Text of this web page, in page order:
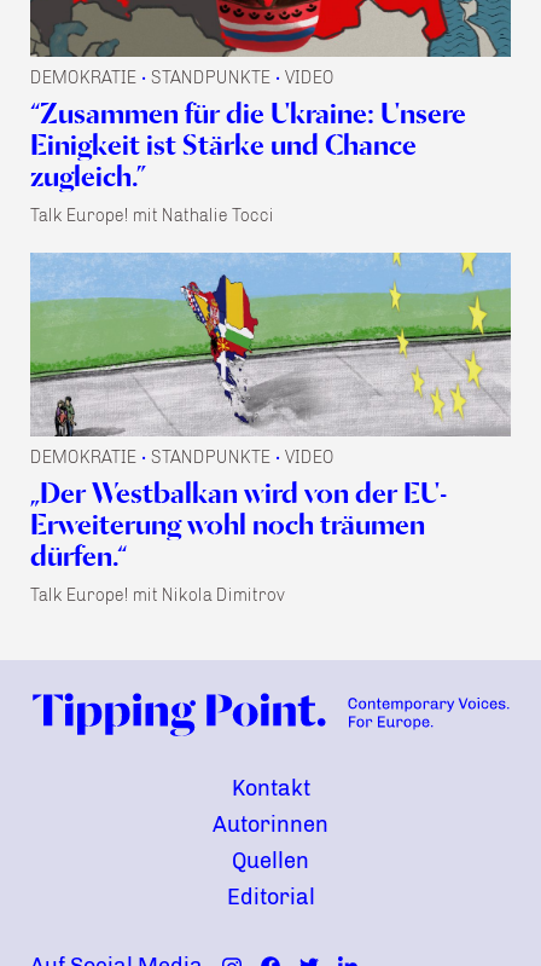
DEMOKRATIE • STANDPUNKTE • VIDEO
“Zusammen für die Ukraine: Unsere
Einigkeit ist Stärke und Chance
zugleich.”
Talk Europe! mit Nathalie Tocci
DEMOKRATIE • STANDPUNKTE • VIDEO
„Der Westbalkan wird von der EU-
Erweiterung wohl noch träumen
dürfen.“
Talk Europe! mit Nikola Dimitrov
Kontakt
Autorinnen
Quellen
Editorial